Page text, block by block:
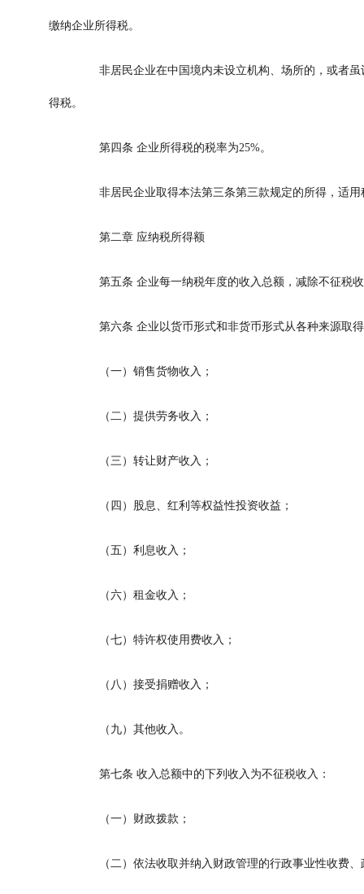
缴纳企业所得税。
非居民企业在中国境内未设立机构、场所的，或者虽
得税。
第四条 企业所得税的税率为25%。
非居民企业取得本法第三条第三款规定的所得，适用
第二章 应纳税所得额
第五条 企业每一纳税年度的收入总额，减除不征税
第六条 企业以货币形式和非货币形式从各种来源取
（一）销售货物收入；
（二）提供劳务收入；
（三）转让财产收入；
（四）股息、红利等权益性投资收益；
（五）利息收入；
（六）租金收入；
（七）特许权使用费收入；
（八）接受捐赠收入；
（九）其他收入。
第七条 收入总额中的下列收入为不征税收入：
（一）财政拨款；
（二）依法收取并纳入财政管理的行政事业性收费、